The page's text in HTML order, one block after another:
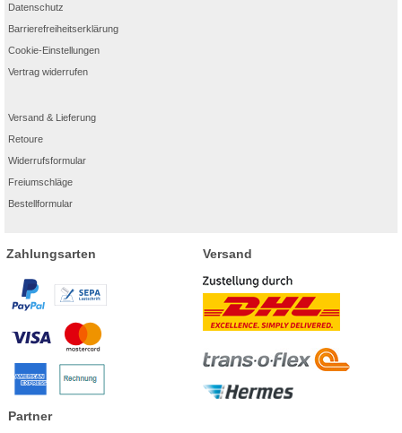
Datenschutz
Barrierefreiheitserklärung
Cookie-Einstellungen
Vertrag widerrufen
Versand & Lieferung
Retoure
Widerrufsformular
Freiumschläge
Bestellformular
Zahlungsarten Versand
Partner